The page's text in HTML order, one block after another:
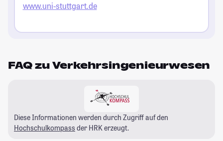
www.uni-stuttgart.de
FAQ zu Verkehrsingenieurwesen
Diese Informationen werden durch Zugriff auf den
Hochschulkompass der HRK erzeugt.